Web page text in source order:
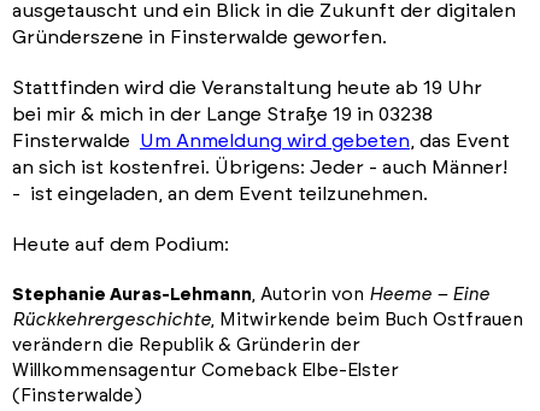
ausgetauscht und ein Blick in die Zukunft der digitalen
Gründerszene in Finsterwalde geworfen.
Stattfinden wird die Veranstaltung heute ab 19 Uhr
bei mir & mich in der Lange Straße 19 in 03238
Finsterwalde Um Anmeldung wird gebeten, das Event
an sich ist kostenfrei. Übrigens: Jeder - auch Männer!
- ist eingeladen, an dem Event teilzunehmen.
Heute auf dem Podium:
Stephanie Auras-Lehmann, Autorin von Heeme – Eine
Rückkehrergeschichte, Mitwirkende beim Buch Ostfrauen
verändern die Republik & Gründerin der
Willkommensagentur Comeback Elbe-Elster
(Finsterwalde)